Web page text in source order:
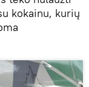
kokainu, kurių